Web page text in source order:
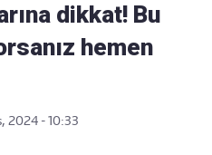
dikkat! Bu
hemen
2024 - 10:33